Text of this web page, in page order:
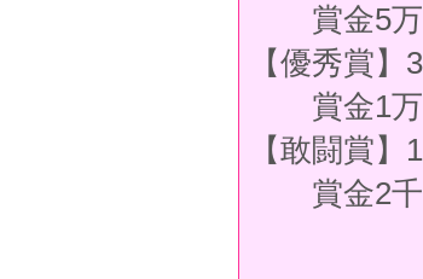
賞金5万
【優秀賞
賞金1万
【敢闘賞
賞金2千